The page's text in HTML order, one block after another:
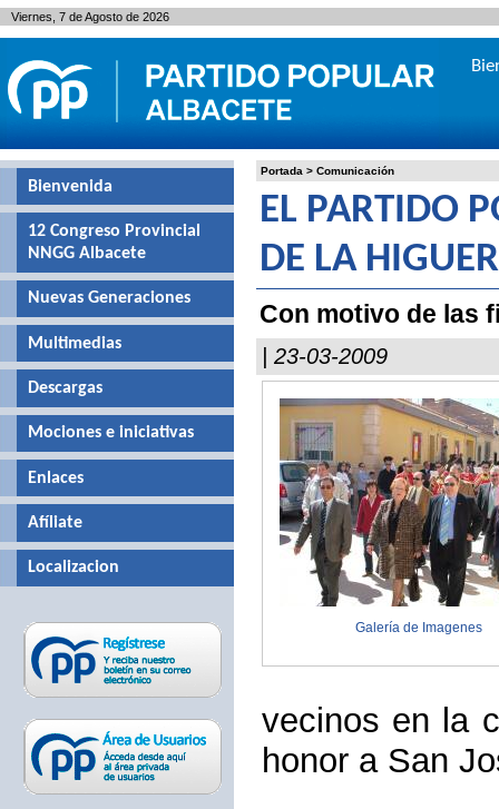
Portada > Comunicación
EL PARTIDO
DE LA
Con motivo de las
| 23-03-2009
Galería de Imagenes
vecinos en la
honor a San
Bienvenida
12 Congreso Provincial
NNGG Albacete
Nuevas Generaciones
Multimedias
Descargas
Mociones e iniciativas
Enlaces
Afíliate
Localizacion
Viernes, 7 de Agosto de 2026